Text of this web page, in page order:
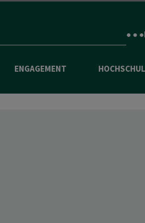
● ● ●
ENGAGEMENT